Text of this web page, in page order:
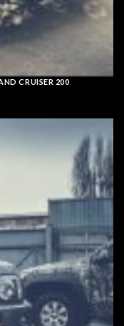
CRUISER 200